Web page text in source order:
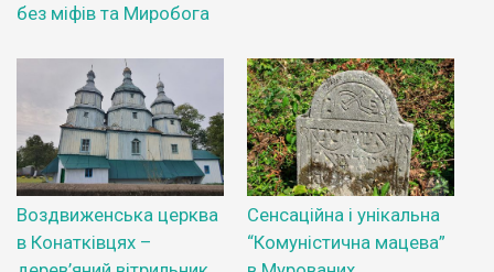
без міфів та Миробога
Воздвиженська церква
в Конатківцях –
Сенсаційна і унікальна
“Комуністична мацева”